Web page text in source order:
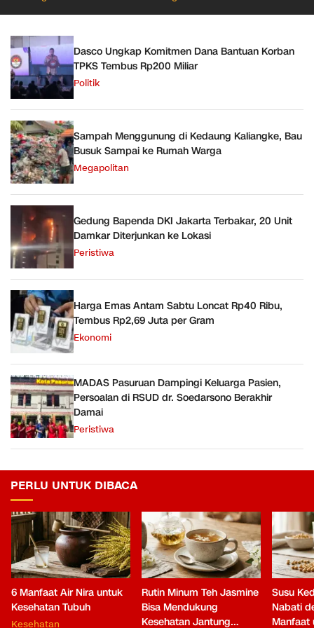
Dasco Ungkap Komitmen Dana Bantuan Korban
TPKS Tembus Rp200 Miliar
Politik
Sampah Menggunung di Kedaung Kaliangke, Bau
Busuk Sampai ke Rumah Warga
Megapolitan
Gedung Bapenda DKI Jakarta Terbakar, 20 Unit
Damkar Diterjunkan ke Lokasi
Peristiwa
Harga Emas Antam Sabtu Loncat Rp40 Ribu,
Tembus Rp2,69 Juta per Gram
Ekonomi
MADAS Pasuruan Dampingi Keluarga Pasien,
Persoalan di RSUD dr. Soedarsono Berakhir
Damai
Peristiwa
PERLU UNTUK DIBACA
6 Manfaat Air Nira untuk
Kesehatan Tubuh
Kesehatan
Rutin Minum Teh Jasmine
Bisa Mendukung
Kesehatan Jantung
Susu
Nabati
Manfaat